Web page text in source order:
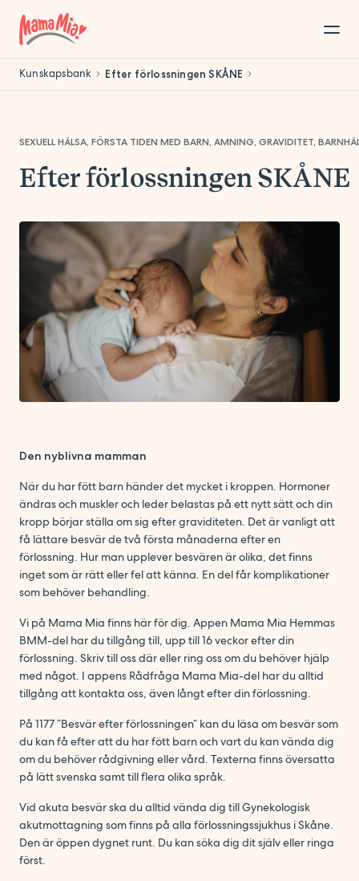
Kunskapsbank Efter förlossningen SKÅNE
SEXUELL HÄLSA, FÖRSTA TIDEN MED BARN, AMNING, GRAVIDITET,
Efter förlossningen SKÅNE
Den nyblivna mamman
När du har fött barn händer det mycket i kroppen. Hormoner
ändras och muskler och leder belastas på ett nytt sätt och din
kropp börjar ställa om sig efter graviditeten. Det är vanligt att
få lättare besvär de två första månaderna efter en
förlossning. Hur man upplever besvären är olika, det finns
inget som är rätt eller fel att känna. En del får komplikationer
som behöver behandling.
Vi på Mama Mia finns här för dig. Appen Mama Mia Hemmas
BMM-del har du tillgång till, upp till 16 veckor efter din
förlossning. Skriv till oss där eller ring oss om du behöver hjälp
med något. I appens Rådfråga Mama Mia-del har du alltid
tillgång att kontakta oss, även långt efter din förlossning.
På 1177 ”Besvär efter förlossningen” kan du läsa om besvär som
du kan få efter att du har fött barn och vart du kan vända dig
om du behöver rådgivning eller vård. Texterna finns översatta
på lätt svenska samt till flera olika språk.
Vid akuta besvär ska du alltid vända dig till Gynekologisk
akutmottagning som finns på alla förlossningssjukhus i Skåne.
Den är öppen dygnet runt. Du kan söka dig dit själv eller ringa
först.